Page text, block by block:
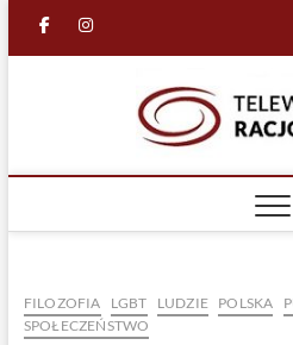
facebook
in
FILOZOFIA LGBT LUDZIE POLSKA
SPOŁECZEŃSTWO